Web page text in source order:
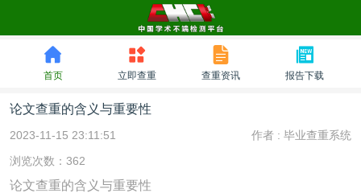
首页 立即查重 查重资讯 报告下载
论文查重的含义与重要性
2023-11-15 23:11:51 作者 : 毕业查重系统
浏览次数：362
论文查重的含义与重要性